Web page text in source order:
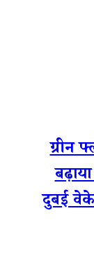
ग्रीन
दुबई